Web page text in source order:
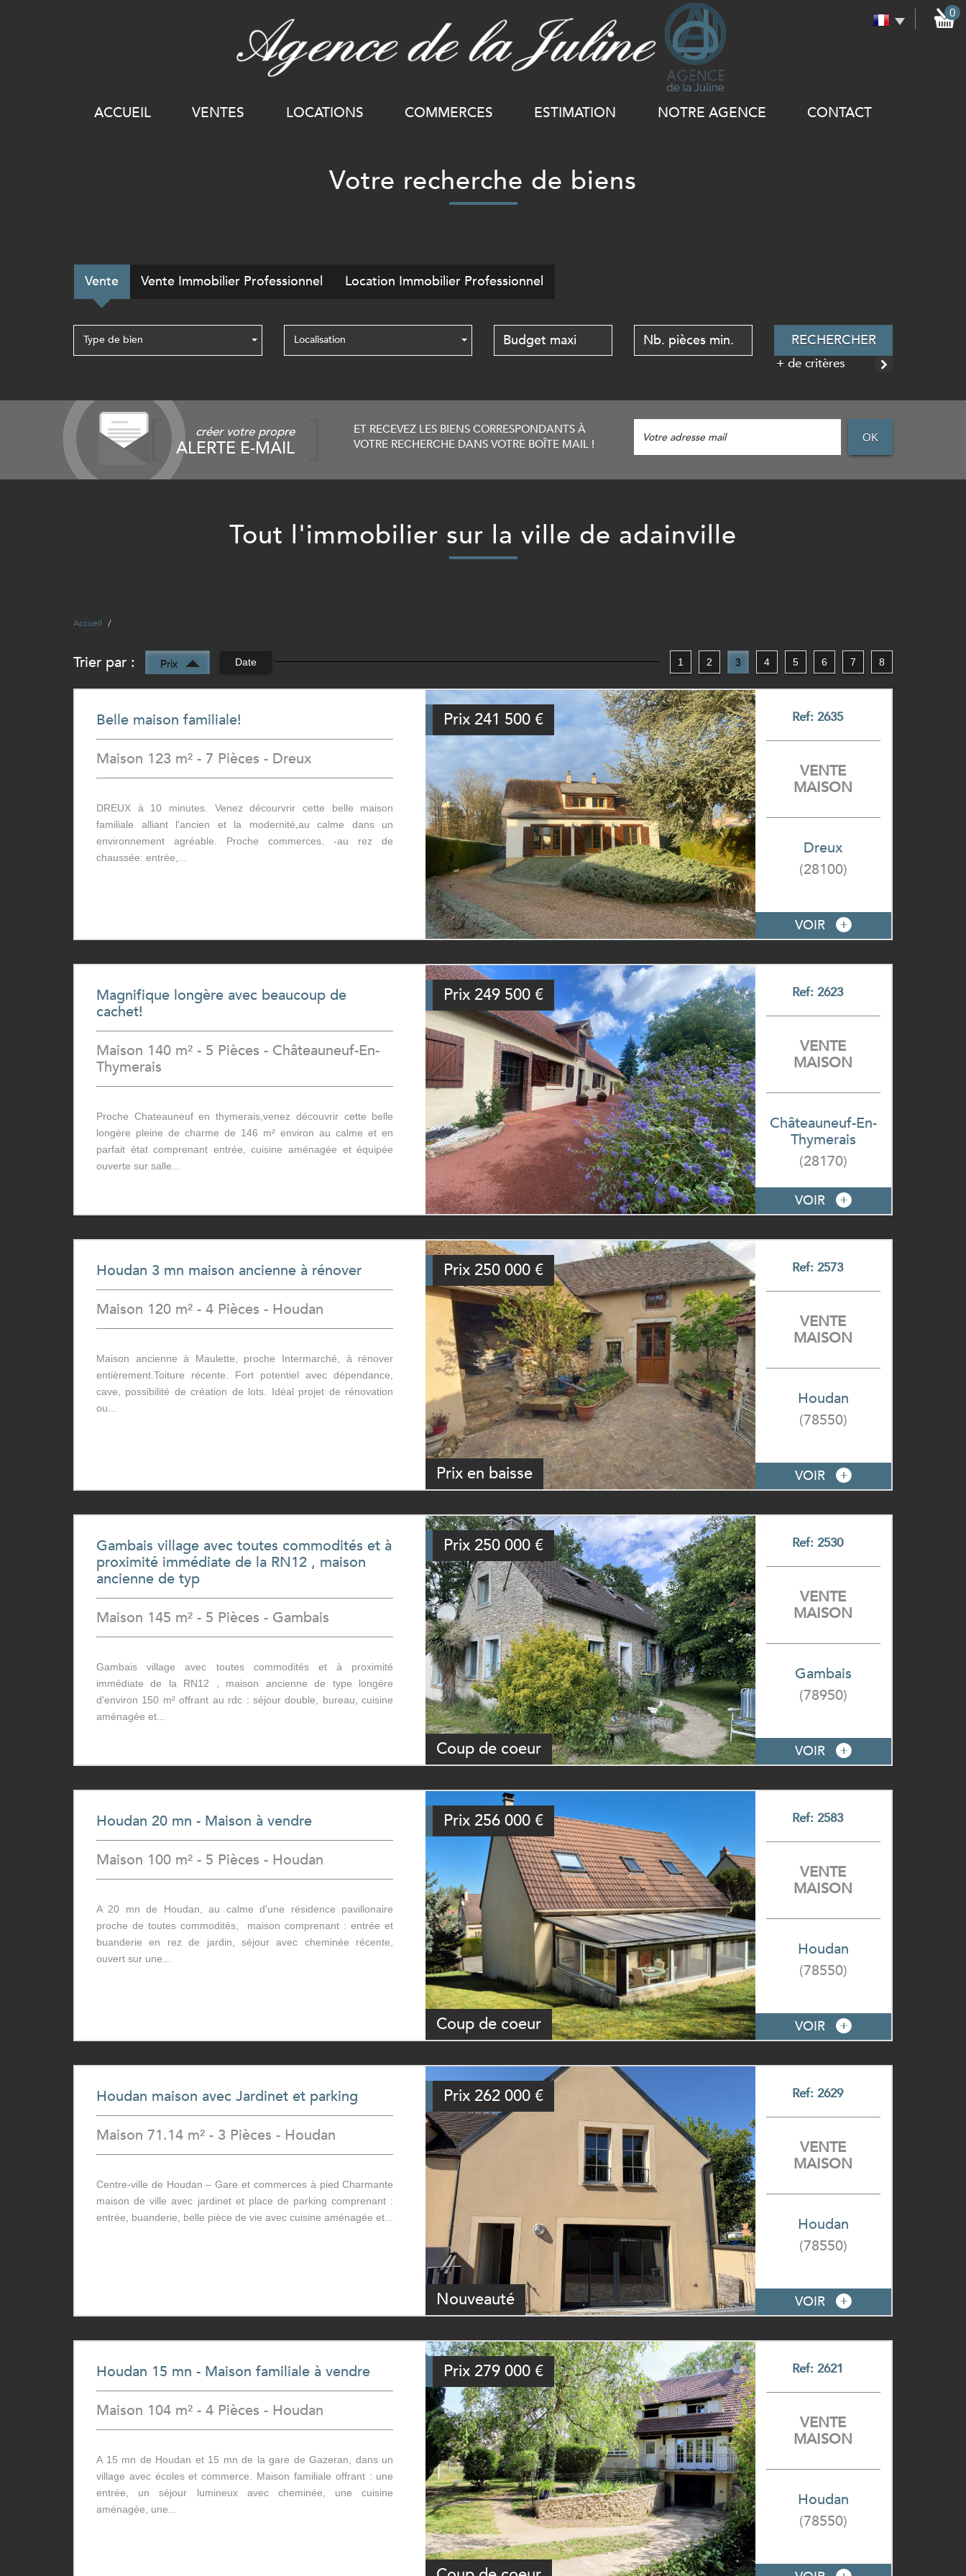
0
ACCUEIL VENTES LOCATIONS COMMERCES ESTIMATION NOTRE AGENCE CONTACT
Votre recherche de biens
Vente Vente Immobilier Professionnel Location Immobilier Professionnel
Type de bien Localisation RECHERCHER
+ de critères
créer votre propre
ALERTE E-MAIL
ET RECEVEZ LES BIENS CORRESPONDANTS À
VOTRE RECHERCHE DANS VOTRE BOÎTE MAIL !
OK
Tout l'immobilier sur la ville de adainville
Accueil
Trier par : Prix Date 1 2 3 4 5 6 7 8
Prix 241 500 €
Belle maison familiale!
Maison 123 m² - 7 Pièces - Dreux
DREUX à 10 minutes. Venez décourvrir cette belle maison
familiale alliant l'ancien et la modernité,au calme dans un
environnement agréable. Proche commerces. -au rez de
chaussée: entrée,...
Ref: 2635
VENTE
MAISON
Dreux
(28100)
VOIR
Prix 249 500 €
Magnifique longère avec beaucoup de
cachet!
Maison 140 m² - 5 Pièces - Châteauneuf-En-
Thymerais
Proche Chateauneuf en thymerais,venez découvrir cette belle
longère pleine de charme de 146 m² environ au calme et en
parfait état comprenant entrée, cuisine aménagée et équipée
ouverte sur salle...
Ref: 2623
VENTE
MAISON
Châteauneuf-En-
Thymerais
(28170)
VOIR
Prix en baisse
Prix 250 000 €
Houdan 3 mn maison ancienne à rénover
Maison 120 m² - 4 Pièces - Houdan
Maison ancienne à Maulette, proche Intermarché, à rénover
entièrement.Toiture récente. Fort potentiel avec dépendance,
cave, possibilité de création de lots. Idéal projet de rénovation
ou...
Ref: 2573
VENTE
MAISON
Houdan
(78550)
VOIR
Coup de coeur
Prix 250 000 €
Gambais village avec toutes commodités et à
proximité immédiate de la RN12 , maison
ancienne de typ
Maison 145 m² - 5 Pièces - Gambais
Gambais village avec toutes commodités et à proximité
immédiate de la RN12 , maison ancienne de type longère
d'environ 150 m² offrant au rdc : séjour double, bureau, cuisine
aménagée et...
Ref: 2530
VENTE
MAISON
Gambais
(78950)
VOIR
Coup de coeur
Prix 256 000 €
Houdan 20 mn - Maison à vendre
Maison 100 m² - 5 Pièces - Houdan
A 20 mn de Houdan, au calme d'une résidence pavillonaire
proche de toutes commodités, maison comprenant : entrée et
buanderie en rez de jardin, séjour avec cheminée récente,
ouvert sur une...
Ref: 2583
VENTE
MAISON
Houdan
(78550)
VOIR
Nouveauté
Prix 262 000 €
Houdan maison avec Jardinet et parking
Maison 71.14 m² - 3 Pièces - Houdan
Centre-ville de Houdan – Gare et commerces à pied Charmante
maison de ville avec jardinet et place de parking comprenant :
entrée, buanderie, belle pièce de vie avec cuisine aménagée et...
Ref: 2629
VENTE
MAISON
Houdan
(78550)
VOIR
Prix 279 000 €
Houdan 15 mn - Maison familiale à vendre
Maison 104 m² - 4 Pièces - Houdan
A 15 mn de Houdan et 15 mn de la gare de Gazeran, dans un
village avec écoles et commerce. Maison familiale offrant : une
entrée, un séjour lumineux avec cheminée, une cuisine
aménagée, une...
Ref: 2621
VENTE
MAISON
Houdan
(78550)